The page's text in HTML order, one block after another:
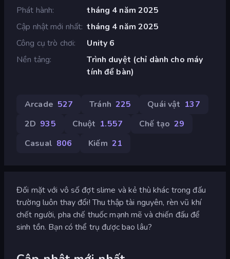
Phát hành
tháng 4 năm 2025
Cập nhật mới nhất tháng 4 năm 2025
Công cụ trò chơi
Unity 6
Nền tảng
Trình duyệt (chỉ dành cho máy
tính để bàn)
Arcade 527 Tránh 225 Quái vật 137
2D 935 Chuột 1.557 Chế tạo 29
Casual 806 Kiếm 21
Đối mặt với vô số đợt slime và kẻ thù khác trong đấu
trường luôn thay đổi! Thu thập tài nguyên, rèn vũ khí
chết người, pha chế thuốc mạnh mẽ và chiến đấu để
sinh tồn. Bạn có thể trụ được bao lâu?